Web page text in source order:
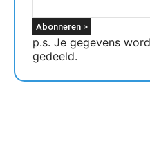
p.s. Je gegevens
gedeeld.